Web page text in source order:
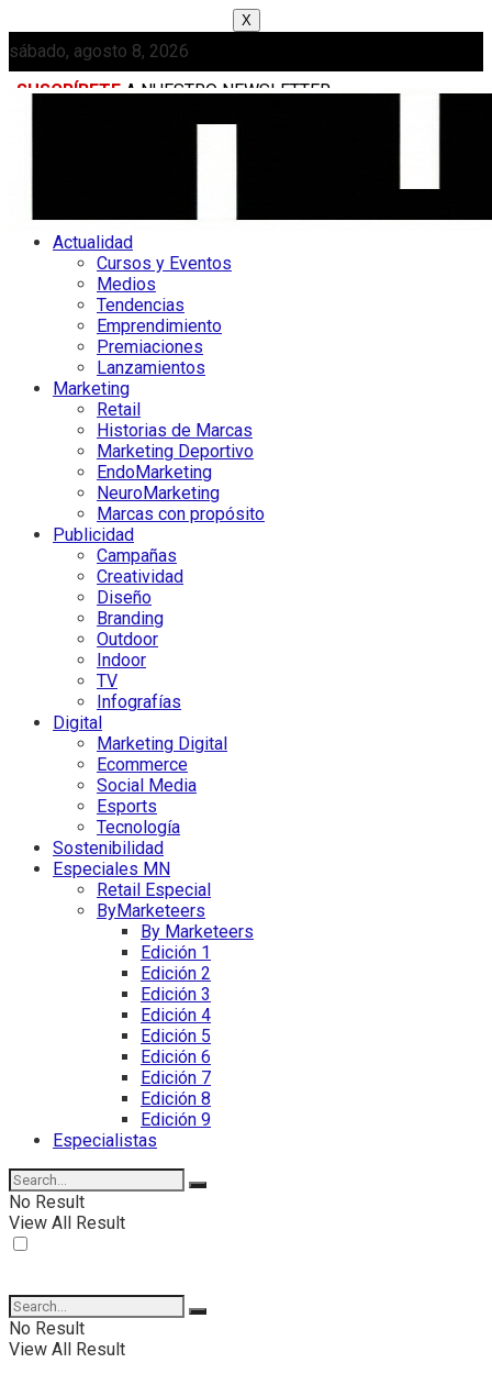
X
sábado, agosto 8, 2026
SUSCRÍBETE A NUESTRO NEWSLETTER
Actualidad
Cursos y Eventos
Medios
Tendencias
Emprendimiento
Premiaciones
Lanzamientos
Marketing
Retail
Historias de Marcas
Marketing Deportivo
EndoMarketing
NeuroMarketing
Marcas con propósito
Publicidad
Campañas
Creatividad
Diseño
Branding
Outdoor
Indoor
TV
Infografías
Digital
Marketing Digital
Ecommerce
Social Media
Esports
Tecnología
Sostenibilidad
Especiales MN
Retail Especial
ByMarketeers
By Marketeers
Edición 1
Edición 2
Edición 3
Edición 4
Edición 5
Edición 6
Edición 7
Edición 8
Edición 9
Especialistas
No Result
View All Result
No Result
View All Result